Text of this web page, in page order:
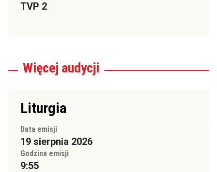
TVP 2
Więcej audycji
Liturgia
Data emisji
19 sierpnia 2026
Godzina emisji
9:55